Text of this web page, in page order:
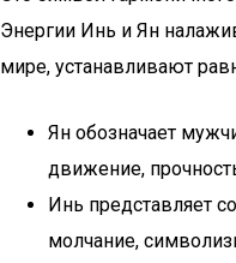
Энергии Инь и Ян
мире, устанавливают
Ян обозначает
движение,
Инь представляет
молчание,